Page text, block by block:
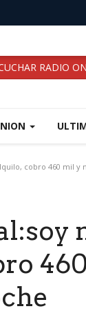
RADIO
cobro 460 mil